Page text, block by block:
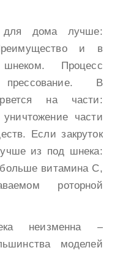
для дома лучше:
и в
Процесс
В
на части:
части
Если закруток
из под шнека:
витамина С,
роторной
неизменна –
моделей